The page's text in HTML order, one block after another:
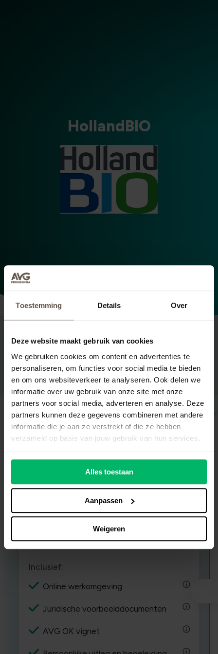
Toestemming Details Over
Deze website maakt gebruik van cookies
We gebruiken cookies om content en advertenties te
personaliseren, om functies voor social media te bieden
en om ons websiteverkeer te analyseren. Ook delen we
informatie over uw gebruik van onze site met onze
partners voor social media, adverteren en analyse. Deze
partners kunnen deze gegevens combineren met andere
informatie die je aan ze verstrekt of die ze hebben
verzameld op basis van jouw gebruik van hun services.
Alles toestaan
Aanpassen
Weigeren
HollandBIO
Pakketten
-50%
Basis AVG
€ 9,50/ maand
excl. BTW • Jaarlijks gefactureerd.
Probeer 30 dagen gratis
Inclusief:
Online werkomgeving
Juridische voorbeelddocumenten
AVG OK vignet